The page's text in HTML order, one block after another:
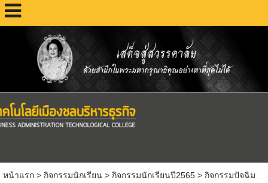
หน้าแรก> กิจกรรมนักเรียน > กิจกรรมนักเรียนปี2565> กิจกรรมปัจฉิม